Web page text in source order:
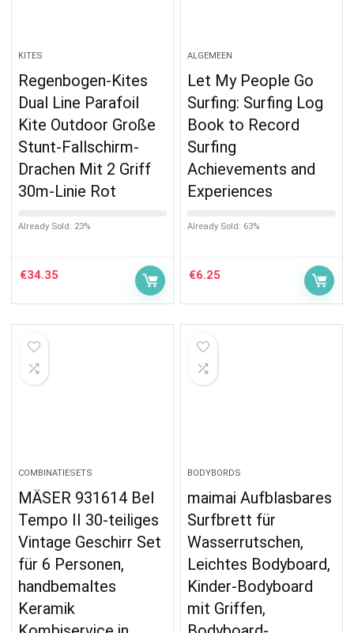
KITES
Regenbogen-Kites
Dual Line Parafoil
Kite Outdoor Große
Stunt-Fallschirm-
Drachen Mit 2 Griff
30m-Linie Rot
Already Sold: 23%
€34.35
ALGEMEEN
Let My People Go
Surfing: Surfing Log
Book to Record
Surfing
Achievements and
Experiences
Already Sold: 63%
€6.25
COMBINATIESETS
MÄSER 931614 Bel
Tempo II 30-teiliges
Vintage Geschirr Set
für 6 Personen,
handbemaltes
Keramik
BODYBORDS
maimai Aufblasbares
Surfbrett für
Wasserrutschen,
Leichtes Bodyboard,
Kinder-Bodyboard
mit Griffen,